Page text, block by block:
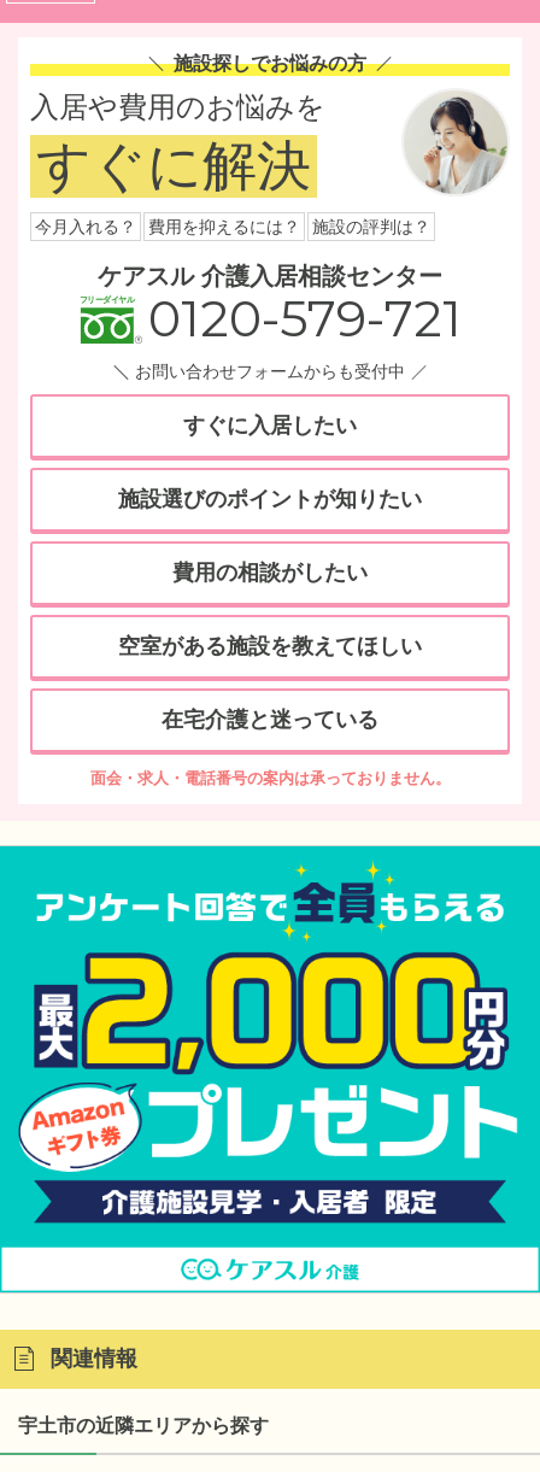
施設探しでお悩みの方
入居や費用のお悩みを
すぐに解決
今月入れる？ 費用を抑えるには？ 施設の評判は？
ケアスル 介護入居相談センター
0120-579-721
お問い合わせフォームからも受付中
すぐに入居したい
施設選びのポイントが知りたい
費用の相談がしたい
空室がある施設を教えてほしい
在宅介護と迷っている
面会・求人・電話番号の案内は承っておりません。
関連情報
宇土市の近隣エリアから探す